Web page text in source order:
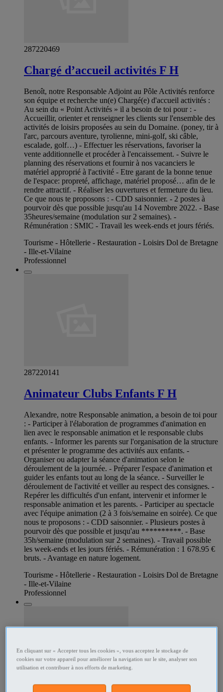
287220469
Chargé d’accueil activités F H
Benoît, notre Responsable Adjoint au Pôle Activités renforce
son équipe et recherche un(e) Chargé(e) d'accueil activités :
Au sein du « Point Activités » il a besoin de toi pour : -
Accueillir, orienter et renseigner les clients sur l'ensemble des
activités de loisirs proposées au sein du Domaine. (poney, tir à
l'arc, parcours aventure, tyrolienne, mini-golf, ski câble,
escalade, golf…) - Effectuer les réservations, favoriser la
vente additionnelle et procéder à l'encaissement. - Suivre le
planning des réservations et fournir à nos vacanciers le
matériel approprié à l'activité - Etre garant de la bonne tenue
de l'espace: propreté, affichage, matériel proposé… afin de le
rendre attractif. - Réaliser les ouvertures et fermeture du lieu.
Ce que nous te proposons : - CDD saisonnier. - 2 postes à
pourvoir dès que possible jusqu'au 14 Novembre 2022. - Base
35heures/semaine (modulation sur 2 semaines). -
Rémunération : SMIC - Travail les week-ends et jours fériés.
Tourisme - Hôtellerie - Restauration - Loisirs Dol de Bretagne
- Ille-et-Vilaine
Professionnel
287220141
Animateur Clubs Enfants F H
Alexandre, notre Responsable animation, a besoin de toi pour
: - Participer à l'élaboration de programmes d'animation en
lien avec le responsable animation et le responsable clubs
enfants. - Informer les parents sur l'organisation de la structure
et présenter le programme des activités aux enfants. -
Organiser ou adapter la séance d'animation selon le
déroulement de la journée. - Préparer l'espace d'animation et
guider les enfants tout au long de la séance. - Surveiller le
déroulement de l'activité et veiller au respect des consignes. -
Repérer les difficultés d'un enfant, intervenir et informer le
responsable animation et les parents. - Participer au spectacle
avec l'équipe animation (2 à 3 fois/semaine en soirée). Ce que
nous te proposons : - CDD saisonnier. - Plusieurs postes à
pourvoir dès que possible et jusqu'au **********. - Base
35h/semaine (modulation sur 2 semaines). - Travail possible
les week-ends et les jours fériés. - Rémunération : 1 678.95 €
bruts. - Avantage en nature logement.
Tourisme - Hôtellerie - Restauration - Loisirs Dol de Bretagne
- Ille-et-Vilaine
Professionnel
En cliquant sur « Accepter tous les cookies », vous acceptez le stockage de
cookies sur votre appareil pour améliorer la navigation sur le site, analyser son
utilisation et contribuer à nos efforts de marketing.